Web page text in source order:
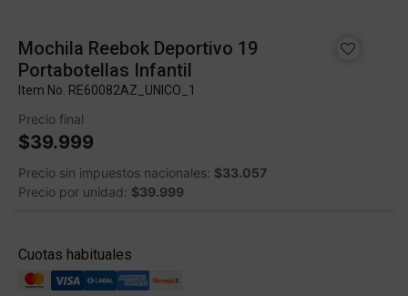
Mochila Reebok Deportivo 19
Portabotellas Infantil
Item No. RE60082AZ_UNICO_1
Precio final
$39.999
Precio sin impuestos nacionales: $33.057
Precio por unidad: $39.999
Cuotas habituales